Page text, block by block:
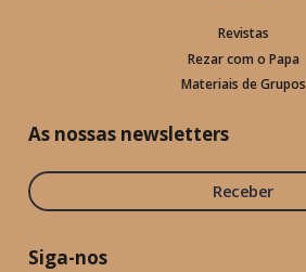
Revistas
Rezar com o Papa
Materiais de Grupos
As nossas newsletters
Receber
Siga-nos